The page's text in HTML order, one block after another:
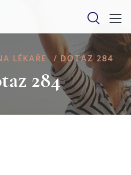
LÉKAŘE / DOTAZ 284
284